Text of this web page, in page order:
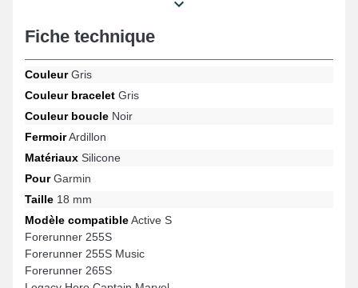
montre et est convient pour le design Venu 2S, Legacy Hero
Legacy Hero Rey et bien plus encore de la marque Garmin.
Élaboré dans le but de s'intégrer sans effort pour différentes
raffiné et fonctionnalité pour garantir une satisfaction totale.
Fiche technique
CouleurGris
Couleur bracelet Gris
Couleur boucle Noir
FermoirArdillon
Matériaux Silicone
PourGarmin
Taille 18 mm
Modèle compatibleActive S
Forerunner 255S
Forerunner 255S Music
Forerunner 265S